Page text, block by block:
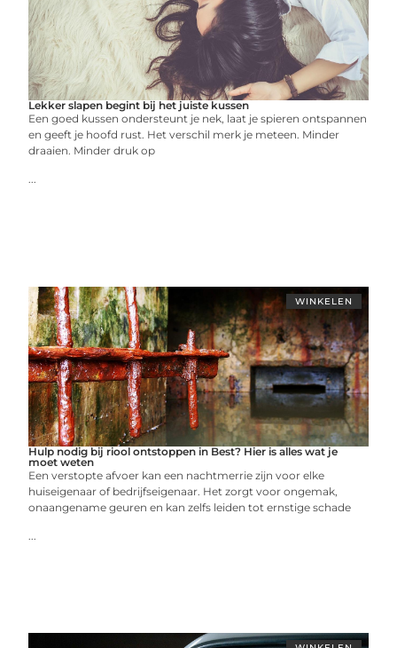
Lekker slapen begint bij het juiste kussen
Een goed kussen ondersteunt je nek, laat je spieren ontspannen
en geeft je hoofd rust. Het verschil merk je meteen. Minder
draaien. Minder druk op
...
WINKELEN
Hulp nodig bij riool ontstoppen in Best? Hier is alles wat je
moet weten
Een verstopte afvoer kan een nachtmerrie zijn voor elke
huiseigenaar of bedrijfseigenaar. Het zorgt voor ongemak,
onaangename geuren en kan zelfs leiden tot ernstige schade
...